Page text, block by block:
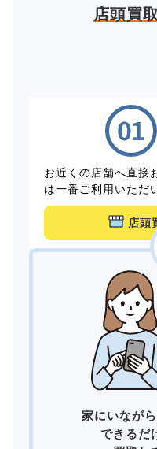
店頭買取
お近くの店舗へ直接
は一番ご利用いただ
店頭
家にいなが
できるだ